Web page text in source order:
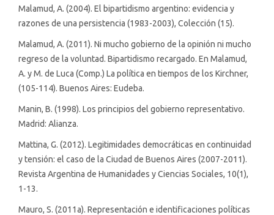
Malamud, A. (2004). El bipartidismo argentino: evidencia y
razones de una persistencia (1983-2003), Colección (15).
Malamud, A. (2011). Ni mucho gobierno de la opinión ni mucho
regreso de la voluntad. Bipartidismo recargado. En Malamud,
A. y M. de Luca (Comp.) La política en tiempos de los Kirchner,
(105-114). Buenos Aires: Eudeba.
Manin, B. (1998). Los principios del gobierno representativo.
Madrid: Alianza.
Mattina, G. (2012). Legitimidades democráticas en continuidad
y tensión: el caso de la Ciudad de Buenos Aires (2007-2011).
Revista Argentina de Humanidades y Ciencias Sociales, 10(1),
1-13.
Mauro, S. (2011a). Representación e identificaciones políticas